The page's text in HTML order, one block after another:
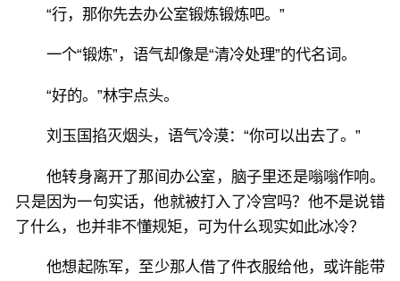
“行，那你先去办公室锻炼锻炼吧。”
一个“锻炼”，语气却像是“清冷处理”的代名词。
“好的。”林宇点头。
刘玉国掐灭烟头，语气冷漠：“你可以出去了。”
他转身离开了那间办公室，脑子里还是嗡嗡作响。
只是因为一句实话，他就被打入了冷宫吗？他不是说错
了什么，也并非不懂规矩，可为什么现实如此冰冷？
他想起陈军，至少那人借了件衣服给他，或许能带